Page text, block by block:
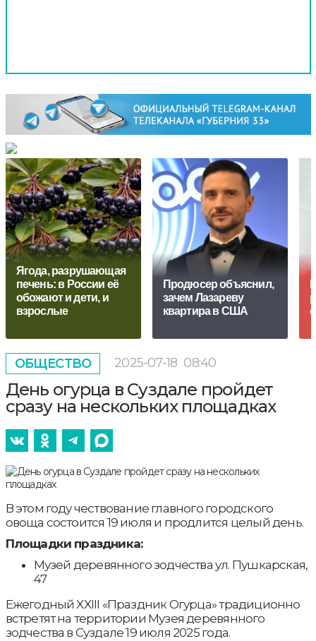
Ягода, разрушающая
печень: в России её
обожают и дети, и
взрослые
Продюсер объяснил,
зачем Лазареву
квартира в США
ОБЩЕСТВО 2025-07-18 08:40
День огурца в Суздале пройдет
сразу на нескольких площадках
В этом году чествование главного городского
овоща состоится 19 июля и продлится целый день.
Площадки праздника:
Музей деревянного зодчества ул. Пушкарская,
47
Ежегодный XXIII «Праздник Огурца» традиционно
встретят на территории Музея деревянного
зодчества в Суздале 19 июля 2025 года.